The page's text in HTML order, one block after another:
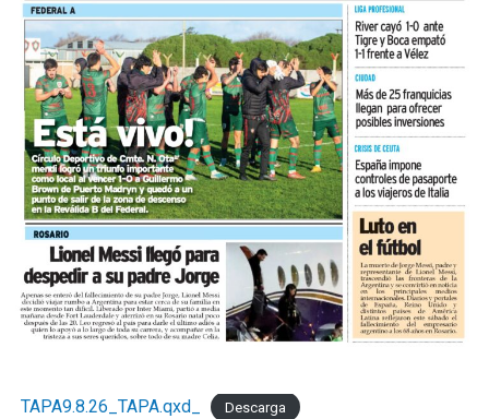
Comparado con junio, el mes registró una variación
positiva del 1,2%, una lectura de corto plazo influida
por la estacionalidad del receso invernal que no
modifica el diagnóstico de fondo. UCIP monitorea
mensualmente la actividad del comercio minorista
marplatense a través del DESE y pone estos resultados a
disposición de los actores públicos y privados con un
objetivo concreto: que las decisiones de política
económica estén informadas por la realidad del sector
que genera empleo formal, paga sus obligaciones y
sostiene la actividad comercial de Mar del Pata
."Necesitamos la recomposición el poder adquisitivo y el
TAPA9.8.26_TAPA.qxd_ Descarga